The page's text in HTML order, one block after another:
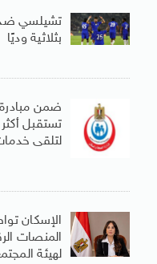
تشيلسي ضد
بثلاثية وديًا
ضمن
لتلقى
الإسكان
المنصات
لهيئة